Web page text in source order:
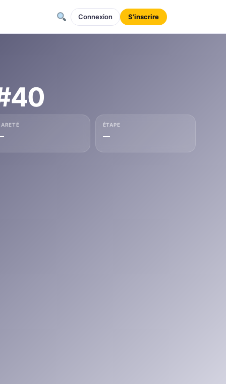
Connexion S'inscrire
ÉTAPE
—